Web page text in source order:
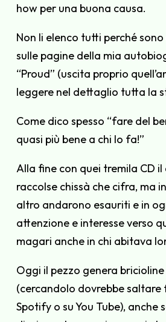
how per una buona causa.
Non li elenco tutti perché
sulle pagine della mia
“Proud” (uscita proprio
leggere nel dettaglio tutta la
Come dico spesso “fare del
quasi più bene a chi lo fa!”
Alla fine con quei tremila CD il
raccolse chissà che cifra, ma
altro andarono esauriti e in
attenzione e interesse verso
magari anche in chi abitava
Oggi il pezzo genera
(cercandolo dovrebbe saltare
Spotify o su You Tube), anche